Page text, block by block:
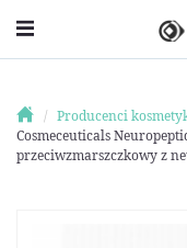
Producenci
Cosmeceuticals
przeciwzmarszczkowy z